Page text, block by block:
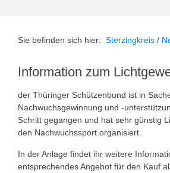
Sie befinden sich hier: Sterzingkreis /
Information zum
der Thüringer Schützenbund ist in
Nachwuchsgewinnung und -
Schritt gegangen und hat sehr günstig
den Nachwuchssport organisiert.
In der Anlage findet ihr weitere
entsprechendes Angebot für den Kauf